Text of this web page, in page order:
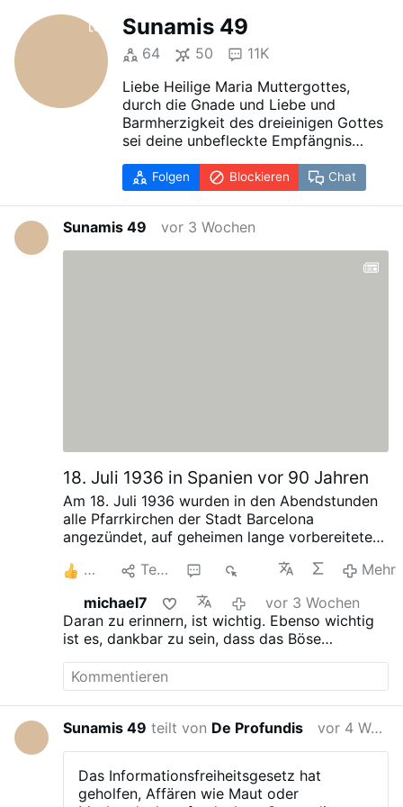
Sunamis 49
64 50
11K
Liebe Heilige Maria Muttergottes,
durch die Gnade und Liebe und
Barmherzigkeit des dreieinigen Gottes
sei deine unbefleckte Empfängnis
vor allem Bösen! an Seele, Leib und
Geist!
Bitte beschütze mich allezeit, durch
deine unbefleckte Empfängnis und
vertreibe die Daemonen und alle
teuflischen Angriffe auf unsere Seele,
Adjutorium nostrum in nomine
Domini. Qui fecit caelum et terram.
Jesus Maria und Josef rettet Seelen!
Herr sei uns gnädig und barmherzig
Herr erbarme Dich unser!
Du Kindlein Jesus,erbarme Dich ihrer !
Du bist für sie Mensch geworden, um
sie selig zu machen.
Der Feind will sie dir entreißen.
Aber Du bist allmächtig. In deine
kleinen Hände lege ich ihre Seelen.
Du kannst sie alle mit deiner Allmacht
und Weisheit lenken wie Wasserbäche.
Du hast Legionen von Engeln, die Dir
gehorchen.
Folgen Blockieren Chat
Sunamis 49 vor 3 Wochen
18. Juli 1936 in Spanien vor 90 Jahren
Am 18. Juli 1936 wurden in den Abendstunden
alle Pfarrkirchen der Stadt Barcelona
angezündet, auf geheimen lange vorbereitetem
Teilen
Mehr
michael7
vor 3 Wochen
Daran zu erinnern, ist wichtig. Ebenso wichtig
ist es, dankbar zu sein, dass das Böse
siegen wird.
Sunamis 49 teilt von De Profundis vor 4 Wochen
Das Informationsfreiheitsgesetz hat
geholfen, Affären wie Maut oder